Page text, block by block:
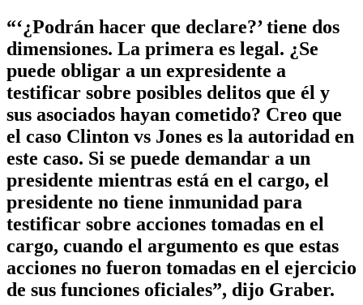
“‘¿Podrán hacer que declare?’ tiene dos
dimensiones. La primera es legal. ¿Se
puede obligar a un expresidente a
testificar sobre posibles delitos que él y
sus asociados hayan cometido? Creo que
el caso Clinton vs Jones es la autoridad en
este caso. Si se puede demandar a un
presidente mientras está en el cargo, el
presidente no tiene inmunidad para
testificar sobre acciones tomadas en el
cargo, cuando el argumento es que estas
acciones no fueron tomadas en el ejercicio
de sus funciones oficiales”, dijo Graber.